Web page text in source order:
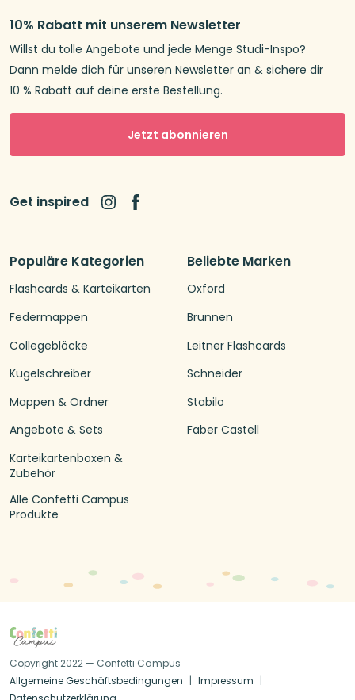
Populäre Kategorien
Flashcards & Karteikarten
Federmappen
Collegeblöcke
Kugelschreiber
Mappen & Ordner
Angebote & Sets
Karteikartenboxen &
Zubehör
Alle Confetti Campus
Produkte
Beliebte Marken
Oxford
Brunnen
Leitner Flashcards
Schneider
Stabilo
Faber Castell
10% Rabatt mit unserem Newsletter
Willst du tolle Angebote und jede Menge Studi-Inspo?
Dann melde dich für unseren Newsletter an & sichere dir
10 % Rabatt auf deine erste Bestellung.
Jetzt abonnieren
Get inspired
Copyright 2022 — Confetti Campus
Allgemeine Geschäftsbedingungen
Impressum